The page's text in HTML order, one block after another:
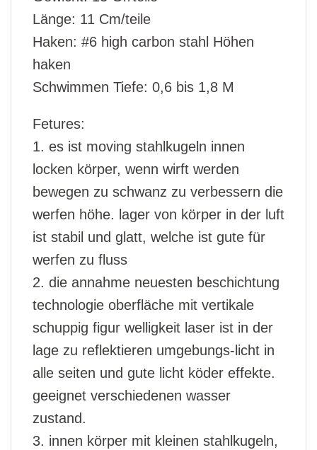
Länge: 11 Cm/teile
Haken: #6 high carbon stahl Höhen
haken
Schwimmen Tiefe: 0,6 bis 1,8 M
Fetures:
1. es ist moving stahlkugeln innen
locken körper, wenn wirft werden
bewegen zu schwanz zu verbessern die
werfen höhe. lager von körper in der luft
ist stabil und glatt, welche ist gute für
werfen zu fluss
2. die annahme neuesten beschichtung
technologie oberfläche mit vertikale
schuppig figur welligkeit laser ist in der
lage zu reflektieren umgebungs-licht in
alle seiten und gute licht köder effekte.
geeignet verschiedenen wasser
zustand.
3. innen körper mit kleinen stahlkugeln,